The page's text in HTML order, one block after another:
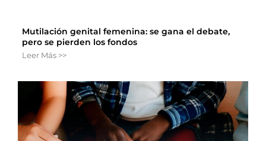
Mutilación genital femenina: se gana el debate,
pero se pierden los fondos
Leer Más >>